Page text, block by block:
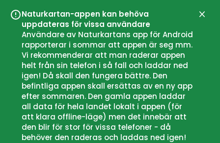
Naturkartan-appen kan behöva
uppdateras för vissa användare
Användare av Naturkartans app för Android
rapporterar i sommar att appen är seg mm.
Vi rekommenderar att man raderar appen
helt från sin telefon i så fall och laddar ned
igen! Då skall den fungera bättre. Den
befintliga appen skall ersättas av en ny app
efter sommaren. Den gamla appen laddar
all data för hela landet lokalt i appen (för
att klara offline-läge) men det innebär att
den blir för stor för vissa telefoner - då
behöver den raderas och laddas ned igen!